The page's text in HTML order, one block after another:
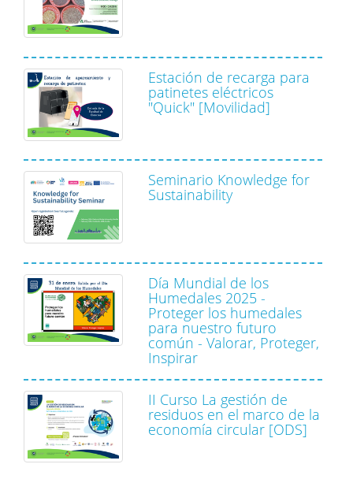
Estación de recarga para
patinetes eléctricos
"Quick" [Movilidad]
Seminario Knowledge for
Sustainability
Día Mundial de los
Humedales 2025 -
Proteger los humedales
para nuestro futuro
común - Valorar, Proteger,
Inspirar
II Curso La gestión de
residuos en el marco de la
economía circular [ODS]